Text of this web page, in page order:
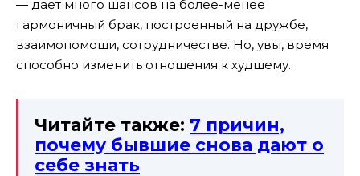
— дает много шансов на более-менее
гармоничный брак, построенный на дружбе,
взаимопомощи, сотрудничестве. Но, увы, время
способно изменить отношения к худшему.
Читайте также: 7 причин,
почему бывшие снова дают о
себе знать